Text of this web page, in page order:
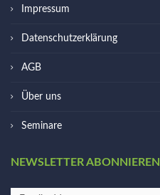
Impressum
Datenschutzerklärung
AGB
Über uns
Seminare
NEWSLETTER ABONNIEREN